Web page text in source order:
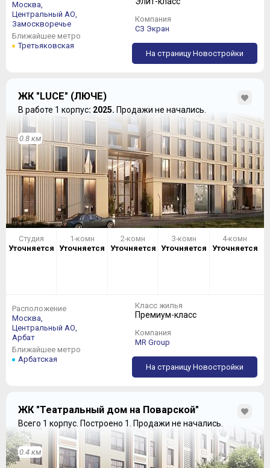
Москва,
Центральный АО,
Замоскворечье
Ближайшее метро
Третьяковская
Компания
СЗ Экран
На страницу Новостройки
ЖК "LUCE" (ЛЮЧЕ)
В работе 1 корпус: 2025. Продажи не начались.
0.8 км
Студия
Уточняется
1-комн
Уточняется
2-комн
Уточняется
3-комн
Уточняется
4-комн
Уточняется
Расположение
Москва,
Центральный АО,
Арбат
Ближайшее метро
Арбатская
Класс жилья
Премиум-класс
Компания
MR Group
На страницу Новостройки
ЖК "Театральный дом на Поварской"
Всего 1 корпус. Построено 1. Продажи не начались.
0.4 км